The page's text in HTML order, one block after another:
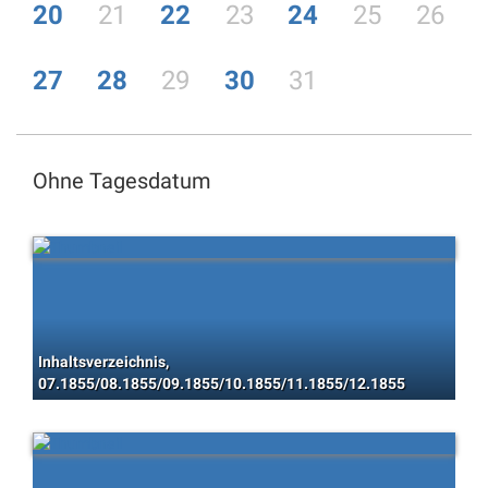
20 21 22 23 24 25 26
27 28 29 30 31
Ohne Tagesdatum
Inhaltsverzeichnis,
07.1855/08.1855/09.1855/10.1855/11.1855/12.1855